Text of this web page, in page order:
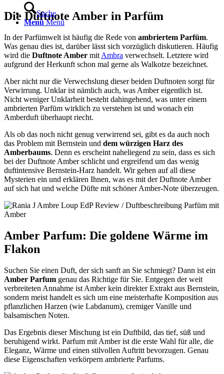
Suche
Menü Menü
Die Duftnote Amber in Parfüm
In der Parfümwelt ist häufig die Rede von ambriertem Parfüm.
Was genau dies ist, darüber lässt sich vorzüglich diskutieren. Häufig
wird die Duftnote Amber mit Ambra verwechselt. Letztere wird
aufgrund der Herkunft schon mal gerne als Walkotze bezeichnet.
Aber nicht nur die Verwechslung dieser beiden Duftnoten sorgt für
Verwirrung. Unklar ist nämlich auch, was Amber eigentlich ist.
Nicht weniger Unklarheit besteht dahingehend, was unter einem
ambrierten Parfüm wirklich zu verstehen ist und wonach ein
Amberduft überhaupt riecht.
Als ob das noch nicht genug verwirrend sei, gibt es da auch noch
das Problem mit Bernstein und dem würzigen Harz des
Amberbaums. Denn es erscheint naheliegend zu sein, dass es sich
bei der Duftnote Amber schlicht und ergreifend um das wenig
duftintensive Bernstein-Harz handelt. Wir gehen auf all diese
Mysterien ein und erklären Ihnen, was es mit der Duftnote Amber
auf sich hat und welche Düfte mit schöner Amber-Note überzeugen.
Amber Parfum: Die goldene Wärme im
Flakon
Suchen Sie einen Duft, der sich sanft an Sie schmiegt? Dann ist ein
Amber Parfum genau das Richtige für Sie. Entgegen der weit
verbreiteten Annahme ist Amber kein direkter Extrakt aus Bernstein,
sondern meist handelt es sich um eine meisterhafte Komposition aus
pflanzlichen Harzen (wie Labdanum), cremiger Vanille und
balsamischen Noten.
Das Ergebnis dieser Mischung ist ein Duftbild, das tief, süß und
beruhigend wirkt. Parfum mit Amber ist die erste Wahl für alle, die
Eleganz, Wärme und einen stilvollen Auftritt bevorzugen. Genau
diese Eigenschaften verkörpern ambrierte Parfums.